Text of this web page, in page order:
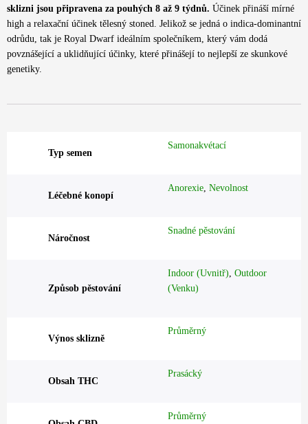
sklizni jsou připravena za pouhých 8 až 9 týdnů. Účinek přináší mírné
high a relaxační účinek tělesný stoned. Jelikož se jedná o indica-dominantní
odrůdu, tak je Royal Dwarf ideálním společníkem, který vám dodá
povznášející a uklidňující účinky, které přinášejí to nejlepší ze skunkové
genetiky.
Typ semen
Samonakvétací
Léčebné konopí
Anorexie, Nevolnost
Náročnost
Snadné pěstování
Způsob pěstování
Indoor (Uvnitř), Outdoor
(Venku)
Výnos sklizně
Průměrný
Obsah THC
Prasácký
Průměrný